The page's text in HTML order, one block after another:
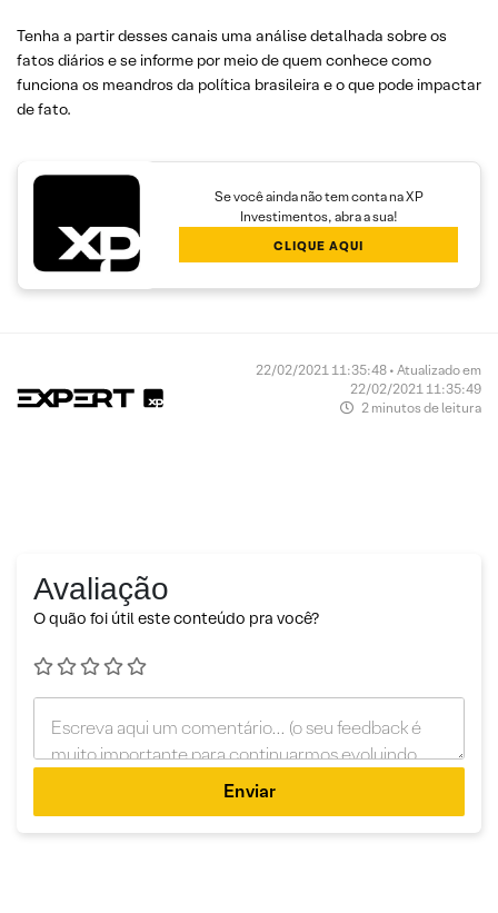
Tenha a partir desses canais uma análise detalhada sobre os
fatos diários e se informe por meio de quem conhece como
funciona os meandros da política brasileira e o que pode impactar
de fato.
Se você ainda não tem conta na XP
Investimentos, abra a sua!
CLIQUE AQUI
22/02/2021 11:35:48 • Atualizado em
22/02/2021 11:35:49
2 minutos de leitura
Avaliação
O quão foi útil este conteúdo pra você?
Enviar